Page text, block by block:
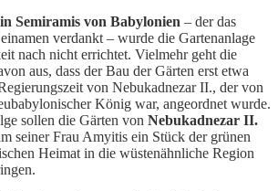
Semiramis von Babylonien – der das
verdankt – wurde die Gartenanlage
nach nicht errichtet. Vielmehr geht die
aus, dass der Bau der Gärten erst etwa
von Nebukadnezar II., der von
König war, angeordnet wurde.
sollen die Gärten von Nebukadnezar II.
seiner Frau Amyitis ein Stück der grünen
Heimat in die wüstenähnliche Region